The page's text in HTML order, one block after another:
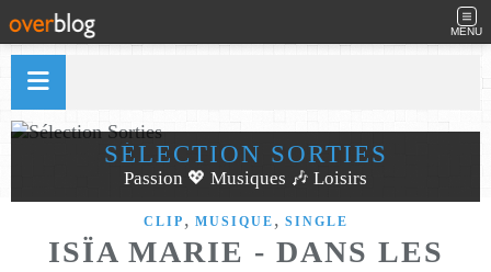
MENU
SÉLECTION SORTIES
Passion 💖 Musiques 🎶 Loisirs
CLIP , MUSIQUE , SINGLE
ISÏA MARIE - DANS LES